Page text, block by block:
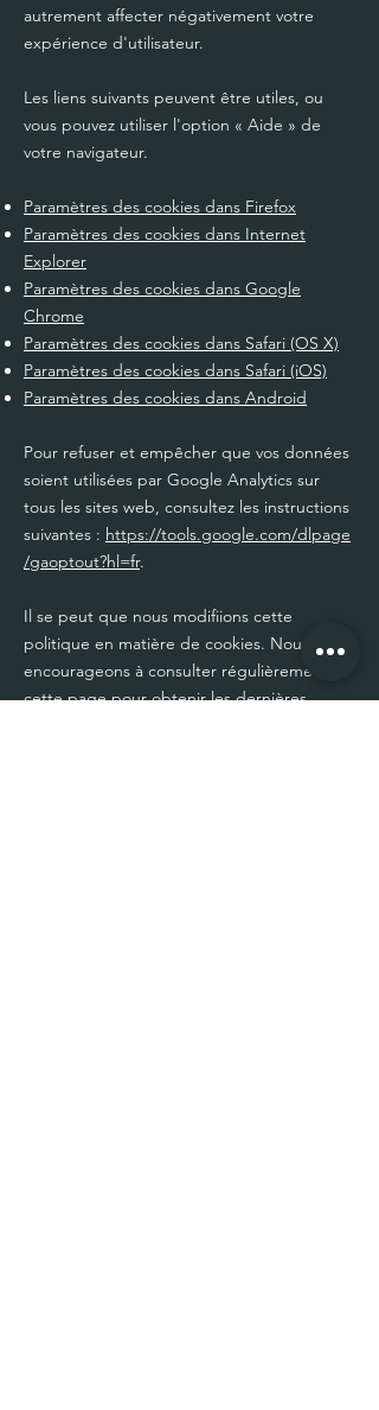
autrement affecter négativement votre
expérience d'utilisateur.
Les liens suivants peuvent être utiles, ou
vous pouvez utiliser l'option « Aide » de
votre navigateur.
Paramètres des cookies dans Firefox
Paramètres des cookies dans Internet
Explorer
Paramètres des cookies dans Google
Chrome
Paramètres des cookies dans Safari (OS X)
Paramètres des cookies dans Safari (iOS)
Paramètres des cookies dans Android
Pour refuser et empêcher que vos données
soient utilisées par Google Analytics sur
tous les sites web, consultez les instructions
suivantes : https://tools.google.com/dlpage
/gaoptout?hl=fr.
Il se peut que nous modifiions cette
politique en matière de cookies. Nous vous
encourageons à consulter régulièrement
cette page pour obtenir les dernières